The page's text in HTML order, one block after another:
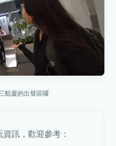
航廈的出發區囉
訊，歡迎參考：